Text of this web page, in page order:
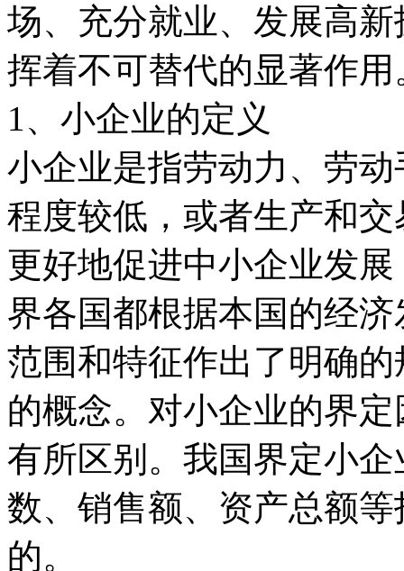
场、充分就业、发展高
挥着不可替代的显著作用
1、小企业的定义
小企业是指劳动力、劳
程度较低，或者生产和
更好地促进中小企业发
界各国都根据本国的经
范围和特征作出了明确
的概念。对小企业的界
有所区别。我国界定小
数、销售额、资产总额
的。